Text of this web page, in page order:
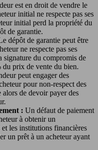
est en droit de vendre le
initial ne respecte pas ses
initial perd la propriété du
de garantie.
dépôt de garantie peut être
ne respecte pas ses
signature du compromis de
du prix de vente du bien.
peut engager des
pour non-respect des
alors de devoir payer des
: Un défaut de paiement
à obtenir un
les institutions financières
un prêt à un acheteur ayant